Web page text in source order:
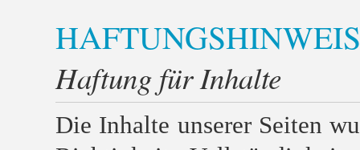
Haftung für Inhalte
Die Inhalte unserer Seiten